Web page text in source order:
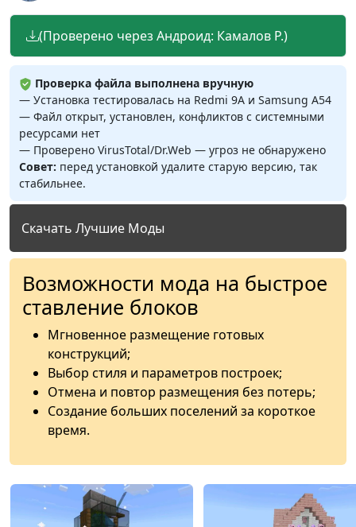
(Проверено через Андроид: Камалов Р.)
Проверка файла выполнена вручную
— Установка тестировалась на Redmi 9A и Samsung A54
— Файл открыт, установлен, конфликтов с системными
ресурсами нет
— Проверено VirusTotal/Dr.Web — угроз не обнаружено
Совет: перед установкой удалите старую версию, так
стабильнее.
Скачать Лучшие Моды
Возможности мода на быстрое
ставление блоков
Мгновенное размещение готовых
конструкций;
Выбор стиля и параметров построек;
Отмена и повтор размещения без потерь;
Создание больших поселений за короткое
время.